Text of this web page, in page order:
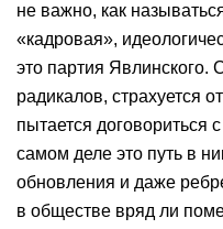
не важно, как
«кадровая»,
это партия Явлинского.
радикалов, страхуется
пытается договориться
самом деле это путь в
обновления и даже
в обществе вряд ли